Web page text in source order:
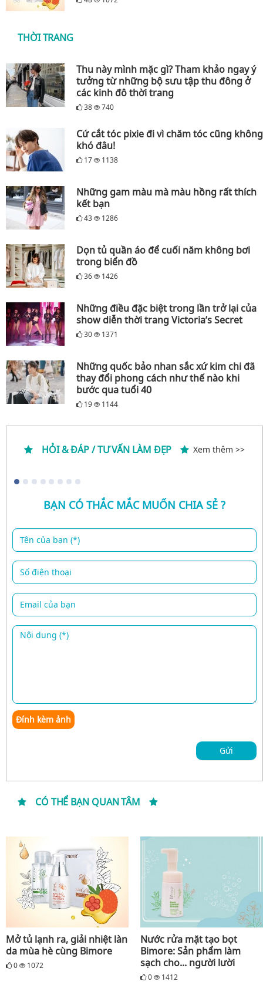
THỜI TRANG
Thu này mình mặc gì? Tham khảo ngay ý
tưởng từ những bộ sưu tập thu đông ở
các kinh đô thời trang
38 740
Cứ cắt tóc pixie đi vì chăm tóc cũng không
khó đâu!
17 1138
Những gam màu mà màu hồng rất thích
kết bạn
43 1286
Dọn tủ quần áo để cuối năm không bơi
trong biển đồ
36 1426
Những điều đặc biệt trong lần trở lại của
show diễn thời trang Victoria’s Secret
30 1371
Những quốc bảo nhan sắc xứ kim chi đã
thay đổi phong cách như thế nào khi
bước qua tuổi 40
19 1144
HỎI & ĐÁP / TƯ VẤN LÀM ĐẸP Xem thêm >>
BẠN CÓ THẮC MẮC MUỐN CHIA SẺ ?
Đính kèm ảnh
Gửi
CÓ THỂ BẠN QUAN TÂM
Mở tủ lạnh ra, giải nhiệt làn
da mùa hè cùng Bimore
0 1072
Nước rửa mặt tạo bọt
Bimore: Sản phẩm làm
sạch cho... người lười
0 1412